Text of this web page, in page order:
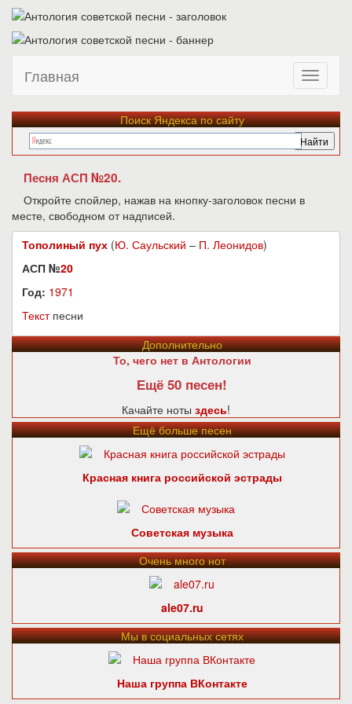
Главная
Поиск Яндекса по сайту
Песня АСП №20.
Откройте спойлер, нажав на кнопку-заголовок песни в
месте, свободном от надписей.
Тополиный пух (Ю. Саульский – П. Леонидов)
АСП №20
Год: 1971
Текстпесни
Дополнительно
То, чего нет в Антологии
Ещё 50 песен!
Качайте ноты здесь!
Ещё больше песен
Красная книга российской эстрады
Советская музыка
Очень много нот
ale07.ru
Мы в социальных сетях
Наша группа ВКонтакте